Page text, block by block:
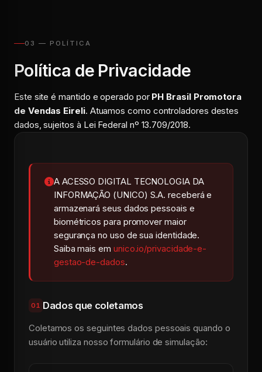
03 — POLÍTICA
Política de Privacidade
Este site é mantido e operado por PH Brasil Promotora
de Vendas Eireli. Atuamos como controladores destes
dados, sujeitos à Lei Federal nº 13.709/2018.
A ACESSO DIGITAL TECNOLOGIA DA
INFORMAÇÃO (UNICO) S.A. receberá e
armazenará seus dados pessoais e
biométricos para promover maior
segurança no uso de sua identidade.
Saiba mais em unico.io/privacidade-e-
gestao-de-dados.
01 Dados que coletamos
Coletamos os seguintes dados pessoais quando o
usuário utiliza nosso formulário de simulação: